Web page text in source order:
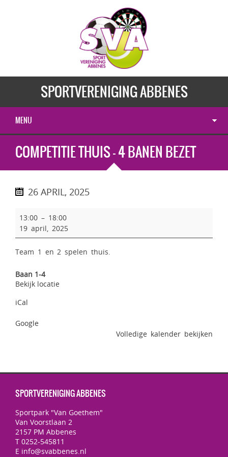
SPORTVERENIGING ABBENES
MENU
COMPETITIE THUIS - 4 BANEN BEZET
26 APRIL, 2025
13:00 – 18:00
19 april, 2025
Team 1 en 2 spelen thuis.
Baan 1-4
Bekijk locatie
iCal
Google
Volledige kalender bekijken
SPORTVERENIGING ABBENES
Sportpark "Van Goethem"
Van Voorstlaan 2
2157 PM Abbenes
T 0252-545811
E info@svabbenes.nl